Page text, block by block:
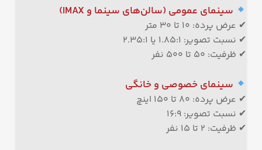
سینمای عمومی (سالن‌های سینما و IMAX)
✔ عرض پرده: ۱۰ تا ۳۰ متر
✔ نسبت تصویر: ۱.۸۵:۱ یا ۲.۳۵:۱
✔ ظرفیت: ۵۰ تا ۵۰۰ نفر
سینمای خصوصی و خانگی
✔ عرض پرده: ۸۰ تا ۱۵۰ اینچ
✔ نسبت تصویر: ۱۶:۹
✔ ظرفیت: ۲ تا ۱۵ نفر